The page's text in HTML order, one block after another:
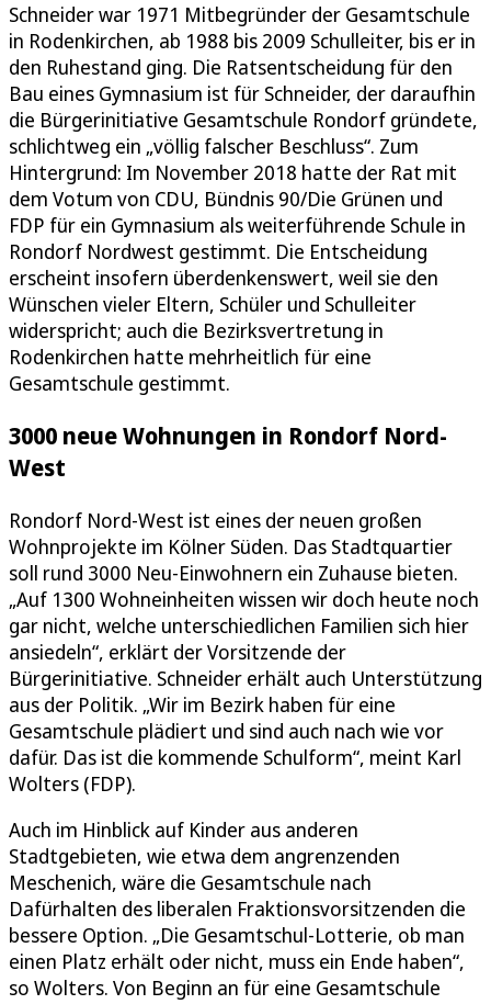
Schneider war 1971 Mitbegründer der Gesamtschule
in Rodenkirchen, ab 1988 bis 2009 Schulleiter, bis er in
den Ruhestand ging. Die Ratsentscheidung für den
Bau eines Gymnasium ist für Schneider, der daraufhin
die Bürgerinitiative Gesamtschule Rondorf gründete,
schlichtweg ein „völlig falscher Beschluss“. Zum
Hintergrund: Im November 2018 hatte der Rat mit
dem Votum von CDU, Bündnis 90/Die Grünen und
FDP für ein Gymnasium als weiterführende Schule in
Rondorf Nordwest gestimmt. Die Entscheidung
erscheint insofern überdenkenswert, weil sie den
Wünschen vieler Eltern, Schüler und Schulleiter
widerspricht; auch die Bezirksvertretung in
Rodenkirchen hatte mehrheitlich für eine
Gesamtschule gestimmt.
3000 neue Wohnungen in Rondorf Nord-
West
Rondorf Nord-West ist eines der neuen großen
Wohnprojekte im Kölner Süden. Das Stadtquartier
soll rund 3000 Neu-Einwohnern ein Zuhause bieten.
„Auf 1300 Wohneinheiten wissen wir doch heute noch
gar nicht, welche unterschiedlichen Familien sich hier
ansiedeln“, erklärt der Vorsitzende der
Bürgerinitiative. Schneider erhält auch Unterstützung
aus der Politik. „Wir im Bezirk haben für eine
Gesamtschule plädiert und sind auch nach wie vor
dafür. Das ist die kommende Schulform“, meint Karl
Wolters (FDP).
Auch im Hinblick auf Kinder aus anderen
Stadtgebieten, wie etwa dem angrenzenden
Meschenich, wäre die Gesamtschule nach
Dafürhalten des liberalen Fraktionsvorsitzenden die
bessere Option. „Die Gesamtschul-Lotterie, ob man
einen Platz erhält oder nicht, muss ein Ende haben“,
so Wolters. Von Beginn an für eine Gesamtschule